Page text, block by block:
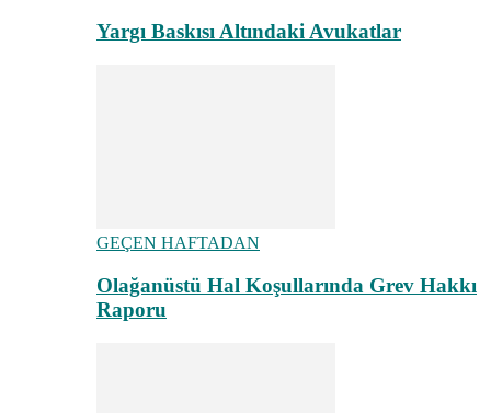
Yargı Baskısı Altındaki Avukatlar
GEÇEN HAFTADAN
Olağanüstü Hal Koşullarında Grev Hakkı
Raporu